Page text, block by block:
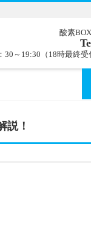
酸素
30～19:30（18時最終
説！